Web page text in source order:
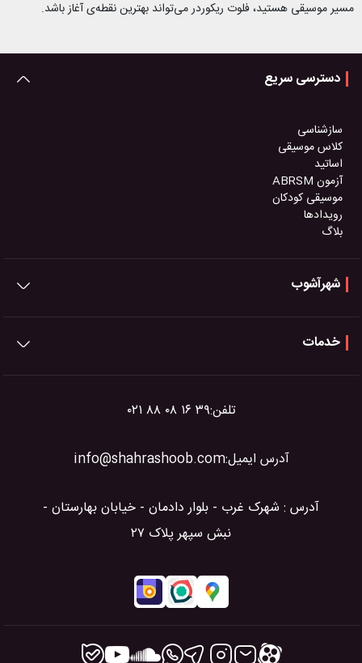
مسیر موسیقی هستید، فلوت ریکوردر می‌تواند بهترین نقطه‌ی آغاز باشد.
تلفن:۰۲۱ ۸۸ ۰۸ ۱۶ ۳۹
آدرس ایمیل:info@shahrashoob.com
آدرس : شهرک غرب - بلوار دادمان - خیابان بهارستان -
نبش سپهر پلاک ۲۷
دسترسی سریع
سازشناسی
کلاس موسیقی
اساتید
آزمون ABRSM
موسیقی کودکان
رویدادها
بلاگ
شهرآشوب
خدمات